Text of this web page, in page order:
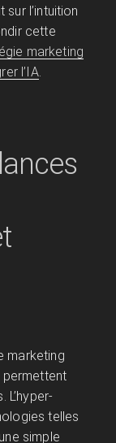
l’intuition
cette
marketing
l’IA.
marketing
permettent
telles
simple